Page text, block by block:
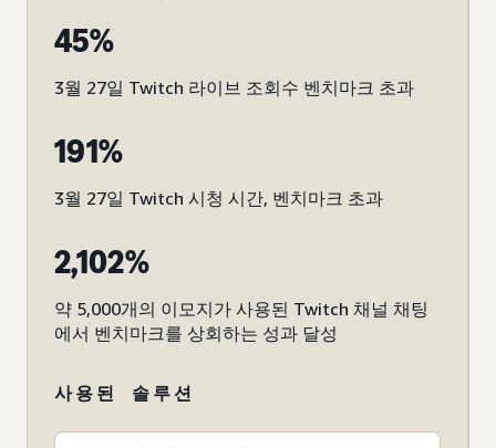
45%
3월 27일 Twitch 라이브 조회수 벤치마크 초과
191%
3월 27일 Twitch 시청 시간, 벤치마크 초과
2,102%
약 5,000개의 이모지가 사용된 Twitch 채널 채팅
에서 벤치마크를 상회하는 성과 달성
사용된 솔루션